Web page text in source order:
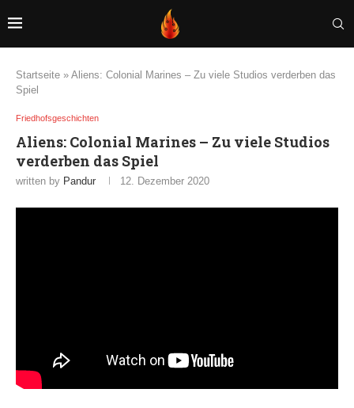
Startseite » Aliens: Colonial Marines – Zu viele Studios verderben das
Spiel
Friedhofsgeschichten
Aliens: Colonial Marines – Zu viele Studios
verderben das Spiel
written by Pandur 12. Dezember 2020